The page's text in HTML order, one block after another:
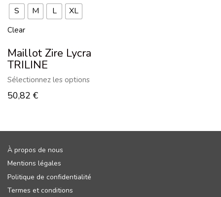
S M L XL
Clear
Maillot Zire Lycra
TRILINE
Sélectionnez les options
50,82 €
À propos de nous
Mentions légales
Politique de confidentialité
Termes et conditions